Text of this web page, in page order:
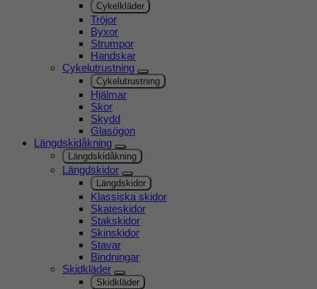
Cykelkläder
Tröjor
Byxor
Strumpor
Handskar
Cykelutrustning
Cykelutrustning
Hjälmar
Skor
Skydd
Glasögon
Längdskidåkning
Längdskidåkning
Längdskidor
Längdskidor
Klassiska skidor
Skateskidor
Stakskidor
Skinskidor
Stavar
Bindningar
Skidkläder
Skidkläder